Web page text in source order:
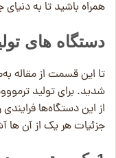
همراه باشید تا به
دستگاه‌ های
تا این قسمت از مقاله
شدید. برای تولید
از این دستگاه‌ها
جزئیات هر یک از آن ها